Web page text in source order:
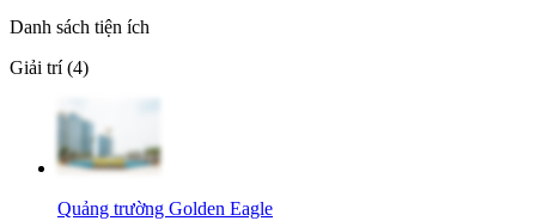
Danh sách tiện ích
Giải trí (4)
Quảng trường Golden Eagle